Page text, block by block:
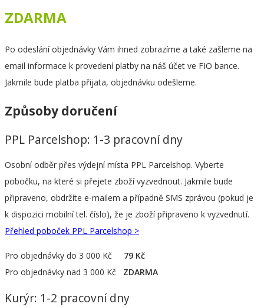
ZDARMA
Po odeslání objednávky Vám ihned zobrazíme a také zašleme na
email informace k provedení platby na náš účet ve FIO bance.
Jakmile bude platba přijata, objednávku odešleme.
Způsoby doručení
PPL Parcelshop: 1-3 pracovní dny
Osobní odběr přes výdejní místa PPL Parcelshop. Vyberte
pobočku, na které si přejete zboží vyzvednout. Jakmile bude
připraveno, obdržíte e-mailem a případně SMS zprávou (pokud je
k dispozici mobilní tel. číslo), že je zboží připraveno k vyzvednutí.
Přehled poboček PPL Parcelshop >
Pro objednávky do 3 000 Kč 79 Kč
Pro objednávky nad 3 000 Kč ZDARMA
Kurýr: 1-2 pracovní dny